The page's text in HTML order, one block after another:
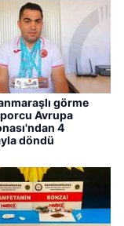
görme
Avrupa
4
döndü